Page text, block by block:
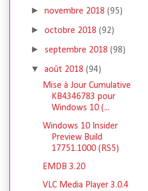
►novembre 2018(95)
►octobre 2018(92)
► septembre 2018(98)
▼août 2018(94)
Mise à Jour Cumulative
KB4346783 pour
Windows 10 (...
Windows 10 Insider
Preview Build
17751.1000 (RS5)
EMDB 3.20
VLC Media Player 3.0.4